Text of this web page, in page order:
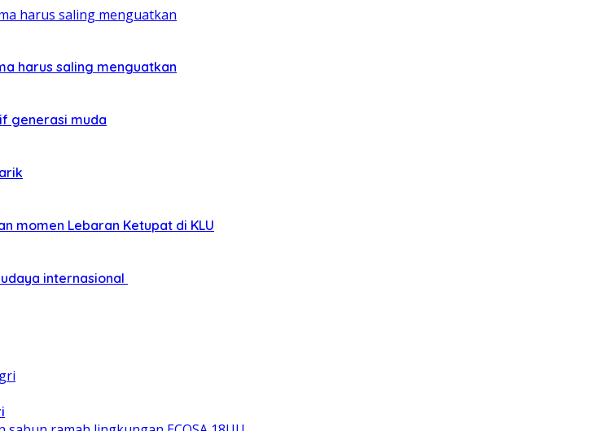
harus saling menguatkan
generasi muda
momen Lebaran Ketupat di KLU
internasional